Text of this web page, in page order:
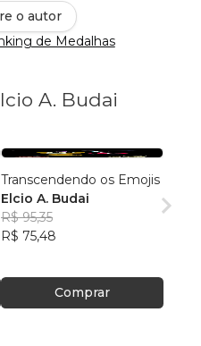
o autor
de Medalhas
A. Budai
Transcendendo os Emojis
Elcio A. Budai
R$ 95,35
R$ 75,48
Comprar